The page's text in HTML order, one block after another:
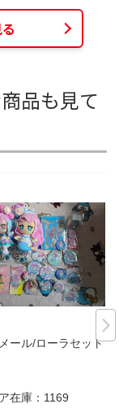
品も見て
ール/ローラセット
在庫： 1169